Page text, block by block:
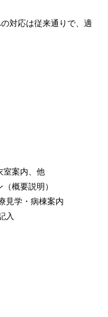
対応は従来通りで、適
案内、他
概要説明）
学・病棟案内
入